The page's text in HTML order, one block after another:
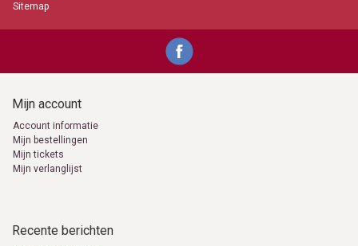
Sitemap
Mijn account
Account informatie
Mijn bestellingen
Mijn tickets
Mijn verlanglijst
Recente berichten